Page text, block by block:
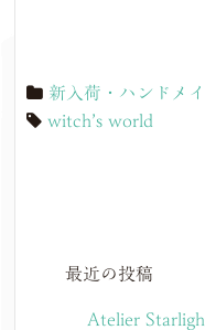
新入荷・ハンドメ
witch’s world
最近の投稿
Atelier